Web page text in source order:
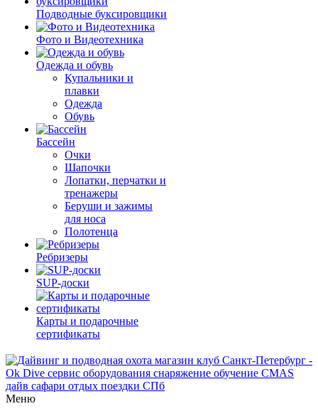
Подводные буксировщики
Фото и Видеотехника
Одежда и обувь
Купальники и
плавки
Одежда
Обувь
Бассейн
Очки
Шапочки
Лопатки, перчатки и
тренажеры
Беруши и зажимы
для носа
Полотенца
Ребризеры
SUP-доски
Карты и подарочные
сертификаты
Меню